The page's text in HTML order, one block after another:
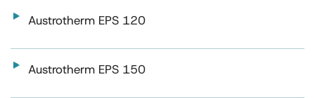
Austrotherm EPS 120
Austrotherm EPS 150